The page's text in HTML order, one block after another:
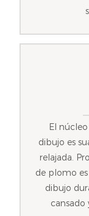
El
dibujo es
relajada.
de plomo
dibujo
cansado